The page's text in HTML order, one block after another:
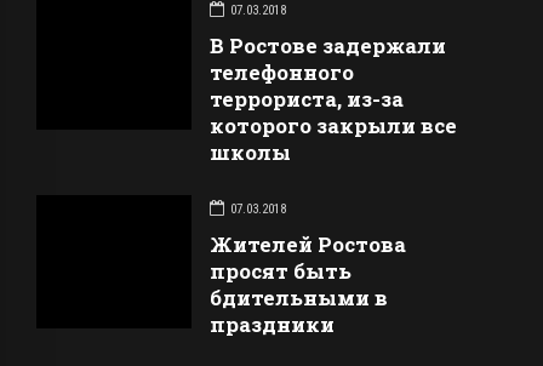
07.03.2018
В Ростове задержали
телефонного
террориста, из-за
которого закрыли все
школы
07.03.2018
Жителей Ростова
просят быть
бдительными в
праздники